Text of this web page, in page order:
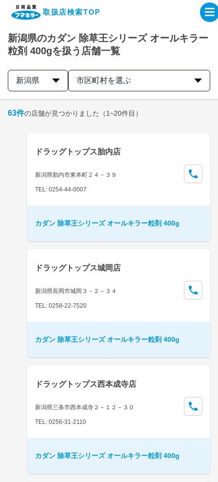
取扱店検索TOP
企業・IR情報サイト
製品情報サイト
取扱店検索はこちら
新潟県のカダン 除草王シリーズ オールキラー
粒剤 400gを扱う店舗一覧
新潟県 市区町村を選ぶ
63件の店舗が見つかりました （1~20件目）
ドラッグトップス胎内店
新潟県胎内市東本町２４－３９
TEL: 0254-44-0007
カダン 除草王シリーズ オールキラー粒剤 400g
ドラッグトップス城岡店
新潟県長岡市城岡３－２－３４
TEL: 0258-22-7520
カダン 除草王シリーズ オールキラー粒剤 400g
ドラッグトップス西本成寺店
新潟県三条市西本成寺２－１２－３０
TEL: 0256-31-2110
カダン 除草王シリーズ オールキラー粒剤 400g